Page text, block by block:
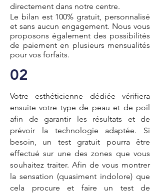
directement dans notre centre.
​Le bilan est 100% gratuit, personnalisé
et sans aucun engagement. Nous vous
proposons également des possibilités
de paiement en plusieurs mensualités
pour vos forfaits.
02
Votre esthéticienne dédiée vérifiera
ensuite votre type de peau et de poil
afin de garantir les résultats et de
prévoir la technologie adaptée. Si
besoin, un test gratuit pourra être
effectué sur une des zones que vous
souhaitez traiter. Afin de vous montrer
la sensation (quasiment indolore) que
cela procure et faire un test de